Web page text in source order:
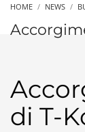
HOME NEWS
di T-